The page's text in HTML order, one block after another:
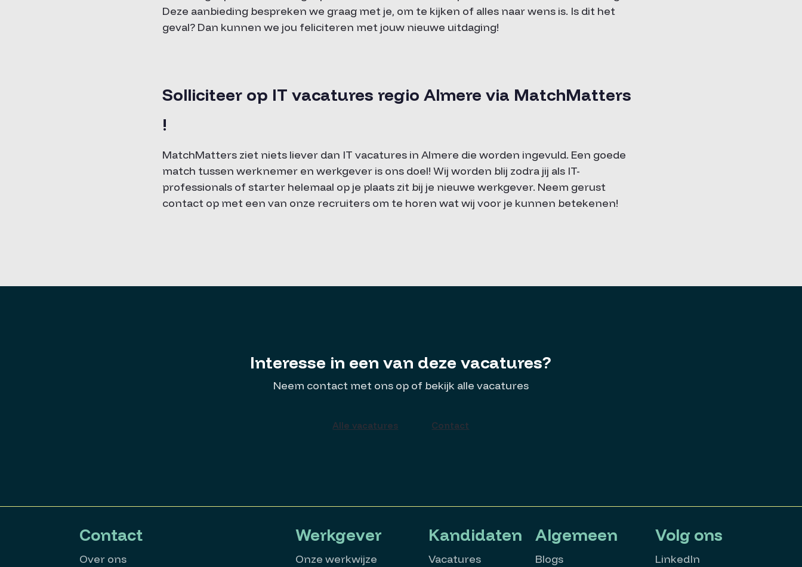
Deze aanbieding bespreken we graag met je, om te kijken of alles naar wens is. Is dit het
geval? Dan kunnen we jou feliciteren met jouw nieuwe uitdaging!
Solliciteer op IT vacatures regio Almere via MatchMatters
!
MatchMatters ziet niets liever dan IT vacatures in Almere die worden ingevuld. Een goede
match tussen werknemer en werkgever is ons doel! Wij worden blij zodra jij als IT-
professionals of starter helemaal op je plaats zit bij je nieuwe werkgever. Neem gerust
contact op met een van onze recruiters om te horen wat wij voor je kunnen betekenen!
Interesse in een van deze vacatures?
Neem contact met ons op of bekijk alle vacatures
Alle vacatures Contact
Contact
Over ons
Werkgever
Onze werkwijze
Kandidaten
Vacatures
Algemeen
Blogs
Volg ons
LinkedIn